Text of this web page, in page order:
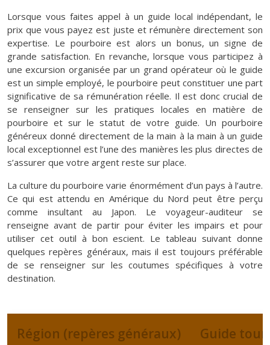
Lorsque vous faites appel à un guide local indépendant, le
prix que vous payez est juste et rémunère directement son
expertise. Le pourboire est alors un bonus, un signe de
grande satisfaction. En revanche, lorsque vous participez à
une excursion organisée par un grand opérateur où le guide
est un simple employé, le pourboire peut constituer une part
significative de sa rémunération réelle. Il est donc crucial de
se renseigner sur les pratiques locales en matière de
pourboire et sur le statut de votre guide. Un pourboire
généreux donné directement de la main à la main à un guide
local exceptionnel est l’une des manières les plus directes de
s’assurer que votre argent reste sur place.
La culture du pourboire varie énormément d’un pays à l’autre.
Ce qui est attendu en Amérique du Nord peut être perçu
comme insultant au Japon. Le voyageur-auditeur se
renseigne avant de partir pour éviter les impairs et pour
utiliser cet outil à bon escient. Le tableau suivant donne
quelques repères généraux, mais il est toujours préférable
de se renseigner sur les coutumes spécifiques à votre
destination.
Région (repères généraux) Guide